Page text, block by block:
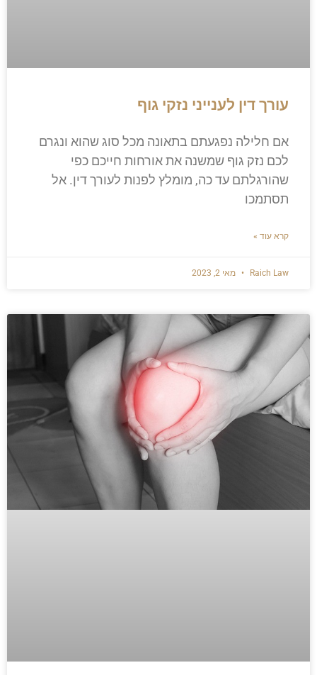
עורך דין לענייני נזקי גוף
אם חלילה נפגעתם בתאונה מכל סוג שהוא ונגרם
לכם נזק גוף שמשנה את אורחות חייכם כפי
שהורגלתם עד כה, מומלץ לפנות לעורך דין. אל
תסתמכו
קרא עוד »
Raich Law מאי 2, 2023